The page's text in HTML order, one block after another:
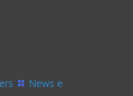
News e